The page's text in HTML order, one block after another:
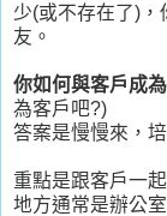
少(或不存在了)
友。
你如何與客戶成
為客戶吧?)
答案是慢慢來，
重點是跟客戶一
地方通常是辦公